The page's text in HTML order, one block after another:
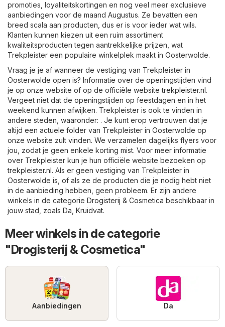
promoties, loyaliteitskortingen en nog veel meer exclusieve
aanbiedingen voor de maand Augustus. Ze bevatten een
breed scala aan producten, dus er is voor ieder wat wils.
Klanten kunnen kiezen uit een ruim assortiment
kwaliteitsproducten tegen aantrekkelijke prijzen, wat
Trekpleister een populaire winkelplek maakt in Oosterwolde.
Vraag je je af wanneer de vestiging van Trekpleister in
Oosterwolde open is? Informatie over de openingstijden vind
je op onze website of op de officiële websitetrekpleister.nl .
Vergeet niet dat de openingstijden op feestdagen en in het
weekend kunnen afwijken. Trekpleister is ook te vinden in
andere steden, waaronder: . Je kunt erop vertrouwen dat je
altijd een actuele folder van Trekpleister in Oosterwolde op
onze website zult vinden. We verzamelen dagelijks flyers voor
jou, zodat je geen enkele korting mist. Voor meer informatie
over Trekpleister kun je hun officiële website bezoeken op
trekpleister.nl . Als er geen vestiging van Trekpleister in
Oosterwolde is, of als ze de producten die je nodig hebt niet
in de aanbieding hebben, geen probleem. Er zijn andere
winkels in de categorie Drogisterij & Cosmetica beschikbaar in
jouw stad, zoals Da, Kruidvat.
Meer winkels in de categorie
"Drogisterij & Cosmetica"
Aanbiedingen Da